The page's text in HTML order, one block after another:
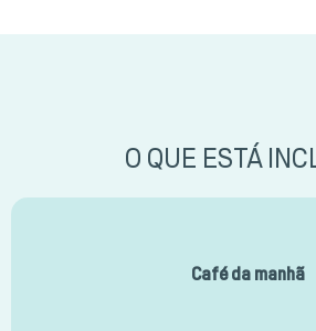
O QUE ESTÁ
Café da manhã